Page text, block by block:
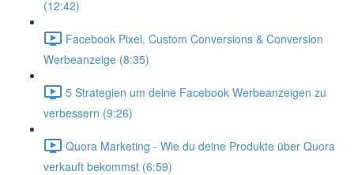
(12:42)
Facebook Pixel, Custom Conversions & Conversion
Werbeanzeige (8:35)
5 Strategien um deine Facebook Werbeanzeigen zu
verbessern (9:26)
Quora Marketing - Wie du deine Produkte über Quora
verkauft bekommst (6:59)